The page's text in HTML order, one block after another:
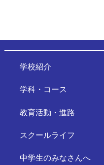
学校紹介
学科・コース
教育活動・進路
スクールライフ
中学生のみなさんへ